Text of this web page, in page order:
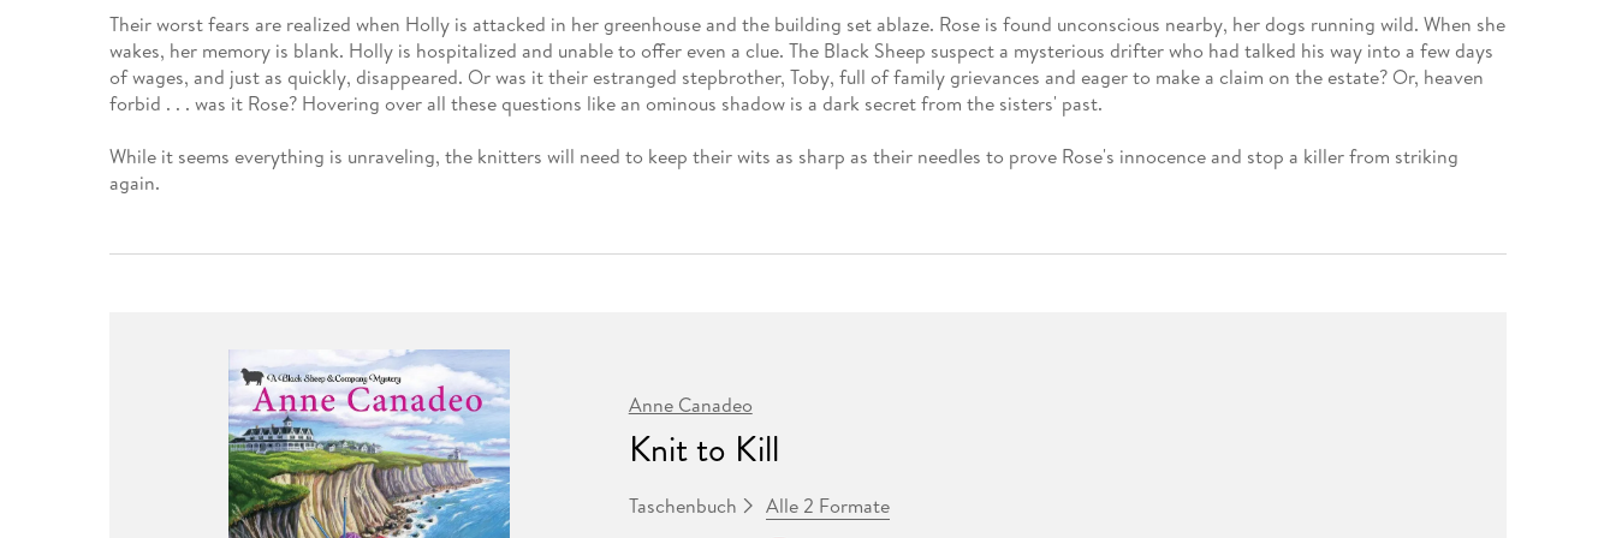
Leseempfehlung
Buchtrends auf Social Media
büchermenschen
Top Serien
Kinderbücher
Kochen & Backen
Krimis & Thriller
Manga
Taschenbücher
eBook Abonnement
eBooks verschenken
Romane
Sachbücher
Geräte im Vergleich
Westermann Lernhilfen
Klett Lernhilfen
Duden Shop
New Adult
Ratgeber
Romance
Sachbücher
Hörbuchsprecher
Kinder- & Jugendbücher
Krimis & Thriller
Romane
Hörbuchsprecher:innen
Hörbuch Downloads im Bundle
Günstige Spielwaren
Puzzles & Puzzlezubehör
Wochenkalender
Buchkalender
Schule & Lernen
Sprachkalender
Postkarten
Kugelschreiber
STABILO
Their worst fears are realized when Holly is attacked in her greenhouse and the building set ablaze. Rose is found unconscious nearby, her dogs running wild. When she
wakes, her memory is blank. Holly is hospitalized and unable to offer even a clue. The Black Sheep suspect a mysterious drifter who had talked his way into a few days
of wages, and just as quickly, disappeared. Or was it their estranged stepbrother, Toby, full of family grievances and eager to make a claim on the estate? Or, heaven
forbid . . . was it Rose? Hovering over all these questions like an ominous shadow is a dark secret from the sisters' past.
While it seems everything is unraveling, the knitters will need to keep their wits as sharp as their needles to prove Rose's innocence and stop a killer from striking
again.
Anne Canadeo
Knit to Kill
Taschenbuch Alle 2 Formate